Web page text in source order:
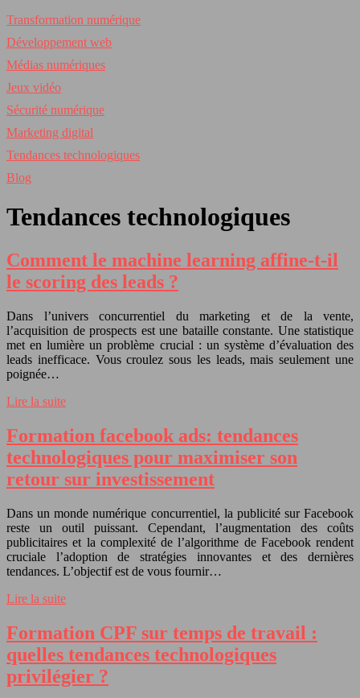
Transformation numérique
Développement web
Médias numériques
Jeux vidéo
Sécurité numérique
Marketing digital
Tendances technologiques
Blog
Tendances technologiques
Comment le machine learning affine-t-il
le scoring des leads ?
Dans l’univers concurrentiel du marketing et de la vente,
l’acquisition de prospects est une bataille constante. Une statistique
met en lumière un problème crucial : un système d’évaluation des
leads inefficace. Vous croulez sous les leads, mais seulement une
poignée…
Lire la suite
Formation facebook ads: tendances
technologiques pour maximiser son
retour sur investissement
Dans un monde numérique concurrentiel, la publicité sur Facebook
reste un outil puissant. Cependant, l’augmentation des coûts
publicitaires et la complexité de l’algorithme de Facebook rendent
cruciale l’adoption de stratégies innovantes et des dernières
tendances. L’objectif est de vous fournir…
Lire la suite
Formation CPF sur temps de travail :
quelles tendances technologiques
privilégier ?